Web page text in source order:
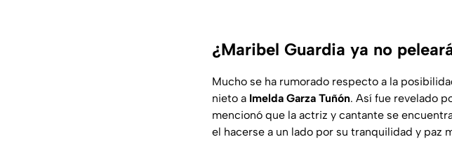
¿Maribel Guardia ya no
Mucho se ha rumorado respecto a la
nieto a Imelda Garza Tuñón. Así fue revelado
mencionó que la actriz y cantante se
el hacerse a un lado por su tranquilidad y paz